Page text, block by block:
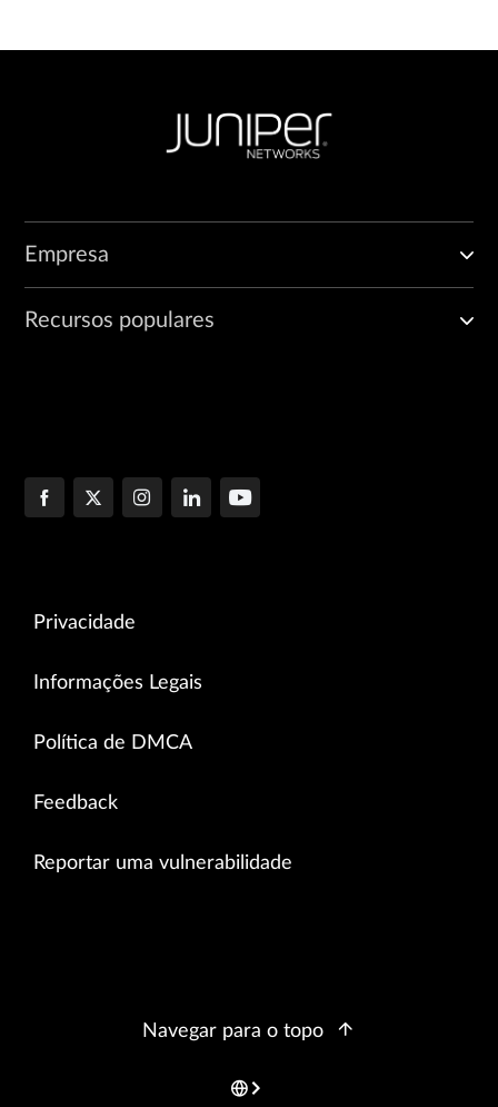
Empresa
Recursos populares
Privacidade
Informações Legais
Política de DMCA
Feedback
Reportar uma vulnerabilidade
Navegar para o topo